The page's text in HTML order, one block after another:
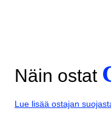
Näin ostat
Lue lisää ostajan